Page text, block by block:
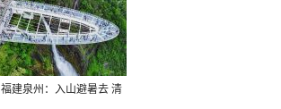
福建泉州：入山避暑去 清